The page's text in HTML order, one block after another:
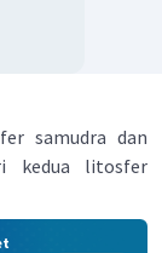
samudra dan
kedua litosfer